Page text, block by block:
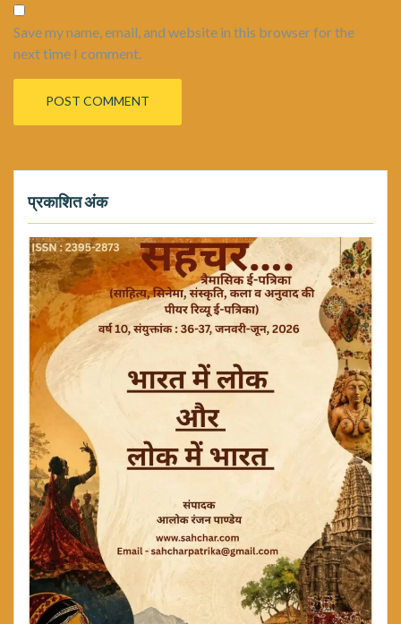
Save my name, email, and website in this browser for the
next time I comment.
प्रकाशित अंक